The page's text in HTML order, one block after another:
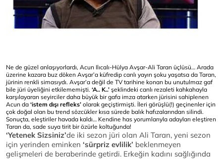
Ne de güzel anlaşıyorlardı, Acun Ilıcalı-Hülya Avşar-Ali Taran üçlüsü… Arada
üzerine kazara buz döken Avşar’a küfredip canlı yayın şoku yaşatsa da Taran,
jürinin renkli simasıydı. Avşar’a değil de TV tarihine konan bu unutulmaz gaf
bile jüri üyeliğini etkilememişti. ‘A.. K..’ şeklindeki canlı rezaleti kahkahayla
karşılayaran seyirciler daha büyük bir gafa imza atarken jürisini sahiplenen
Acun da ‘istem dışı refleks’ olarak geçiştirmişti. İleri görüşlü(!) geçinenler için
çok doğal olan bu trend sözcükler kısa sürede balık hafızalarından silindi.
Sonuçta, eleştiriler havada kaldı… Kendine has yorumlarıyla adayları eleştiren
Taran da, sade suya tirit bir özürle koltuğunda!
‘Yetenek Sizsiniz’de iki sezon jüri olan Ali Taran, yeni sezon
için yerinden eminken ‘sürpriz evlilik’ beklenmeyen
gelişmeleri de beraberinde getirdi. Erkeğin kadını sağlığında